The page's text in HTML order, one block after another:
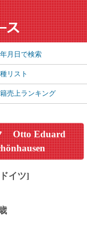
Otto Eduard
イツ]
月日で検索
リスト
売上ランキング